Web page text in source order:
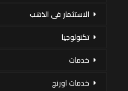
الاستثمار فى الذهب
تكنولوجيا
خدمات
خدمات اورنج